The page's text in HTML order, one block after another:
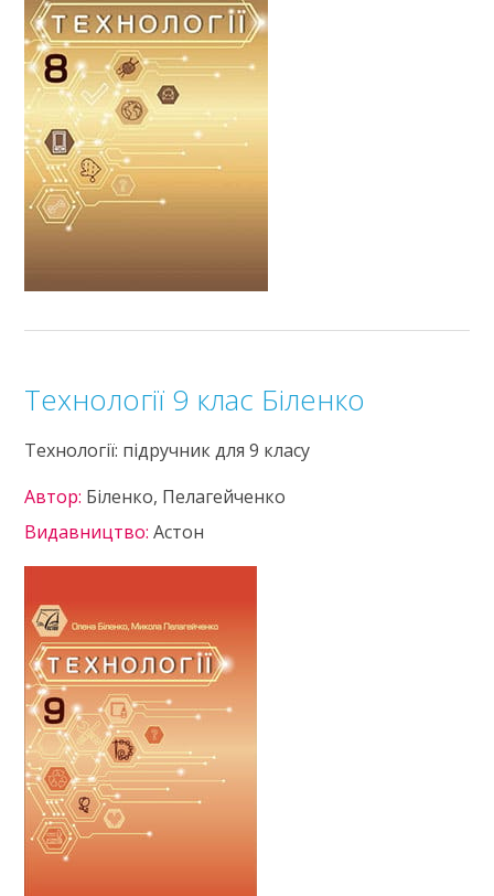
Технології 9 клас Біленко
Технології: підручник для 9 класу
Автор: Біленко, Пелагейченко
Видавництво:Астон